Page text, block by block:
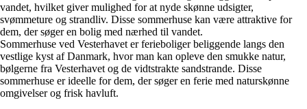
vandet, hvilket giver mulighed for at nyde skønne udsigter,
svømmeture og strandliv. Disse sommerhuse kan være attraktive for
dem, der søger en bolig med nærhed til vandet.
Sommerhuse ved Vesterhavet er ferieboliger beliggende langs den
vestlige kyst af Danmark, hvor man kan opleve den smukke natur,
bølgerne fra Vesterhavet og de vidtstrakte sandstrande. Disse
sommerhuse er ideelle for dem, der søger en ferie med naturskønne
omgivelser og frisk havluft.